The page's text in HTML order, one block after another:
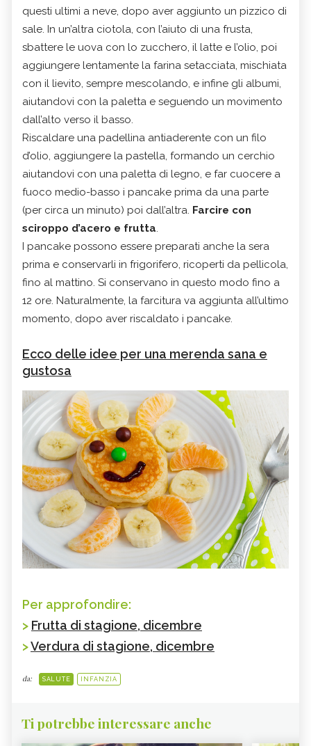
questi ultimi a neve, dopo aver aggiunto un pizzico di
sale. In un’altra ciotola, con l’aiuto di una frusta,
sbattere le uova con lo zucchero, il latte e l’olio, poi
aggiungere lentamente la farina setacciata, mischiata
con il lievito, sempre mescolando, e infine gli albumi,
aiutandovi con la paletta e seguendo un movimento
dall’alto verso il basso.
Riscaldare una padellina antiaderente con un filo
d’olio, aggiungere la pastella, formando un cerchio
aiutandovi con una paletta di legno, e far cuocere a
fuoco medio-basso i pancake prima da una parte
(per circa un minuto) poi dall’altra. Farcire con
sciroppo d’acero e frutta.
I pancake possono essere preparati anche la sera
prima e conservarli in frigorifero, ricoperti da pellicola,
fino al mattino. Si conservano in questo modo fino a
12 ore. Naturalmente, la farcitura va aggiunta all’ultimo
momento, dopo aver riscaldato i pancake.
Ecco delle idee per una merenda sana e
gustosa
Per approfondire:
> Frutta di stagione, dicembre
>Verdura di stagione, dicembre
da: SALUTE INFANZIA
Ti potrebbe interessare anche